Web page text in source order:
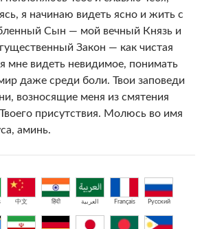
я начинаю видеть ясно и жить с
Сын — мой вечный Князь и
Закон — как чистая
мне видеть невидимое, понимать
даже среди боли. Твои заповеди
возносящие меня из смятения
присутствия. Молюсь во имя
аминь.
中文 हिंदी العربية Français Русский